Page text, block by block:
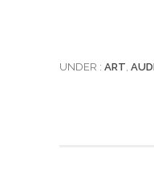
UNDER : ART,